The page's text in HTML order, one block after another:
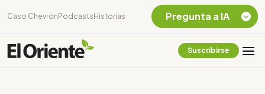
Caso Chevron Podcasts Historias
Suscribirse
Pregunta a IA